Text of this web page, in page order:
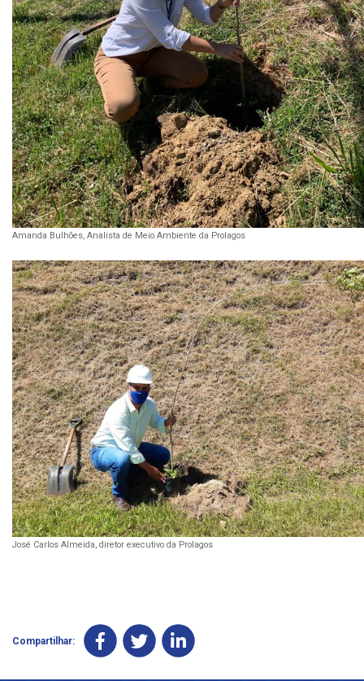
Amanda Bulhões, Analista de Meio Ambiente da Prolagos
José Carlos Almeida, diretor executivo da Prolagos
Compartilhar: